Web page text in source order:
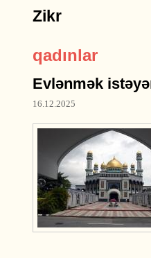
Zikr
qadınlar
Evlənmək
16.12.2025